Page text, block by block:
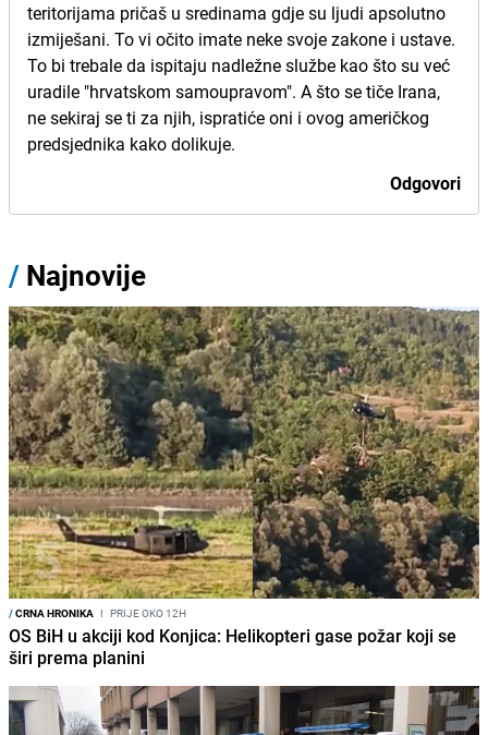
teritorijama pričaš u sredinama gdje su ljudi apsolutno
izmiješani. To vi očito imate neke svoje zakone i ustave.
To bi trebale da ispitaju nadležne službe kao što su već
uradile "hrvatskom samoupravom". A što se tiče Irana,
ne sekiraj se ti za njih, ispratiće oni i ovog američkog
predsjednika kako dolikuje.
Odgovori
/ Najnovije
/CRNA HRONIKA I PRIJE OKO 12H
OS BiH u akciji kod Konjica: Helikopteri gase požar koji se
širi prema planini